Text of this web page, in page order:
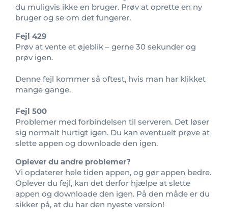
du muligvis ikke en bruger. Prøv at oprette en ny
bruger og se om det fungerer.
Fejl 429
Prøv at vente et øjeblik – gerne 30 sekunder og
prøv igen.
Denne fejl kommer så oftest, hvis man har klikket
mange gange.
Fejl 500
Problemer med forbindelsen til serveren. Det løser
sig normalt hurtigt igen. Du kan eventuelt prøve at
slette appen og downloade den igen.
Oplever du andre problemer?
Vi opdaterer hele tiden appen, og gør appen bedre.
Oplever du fejl, kan det derfor hjælpe at slette
appen og downloade den igen. På den måde er du
sikker på, at du har den nyeste version!